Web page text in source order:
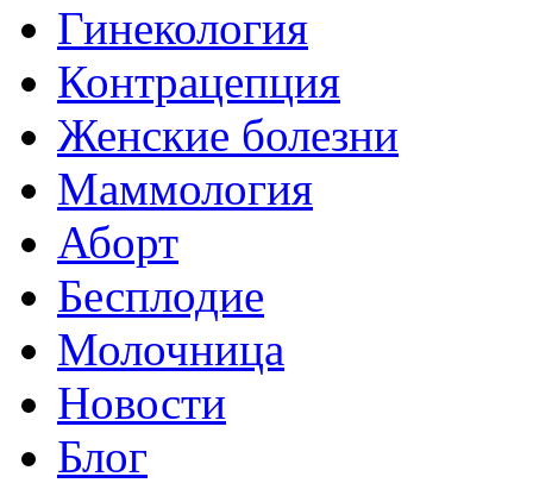
Гинекология
Контрацепция
Женские болезни
Маммология
Аборт
Бесплодие
Молочница
Новости
Блог